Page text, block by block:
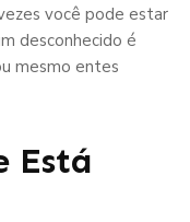
você pode estar
desconhecido é
mesmo entes
Está